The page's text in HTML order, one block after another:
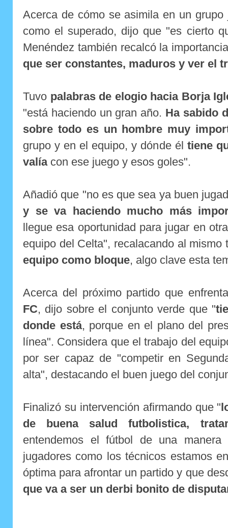
Acerca de cómo se asimila en un
como el superado, dijo que "es cierto
Menéndez también recalcó la
que ser constantes, maduros y ver el
Tuvo palabras de elogio hacia Borja
"está haciendo un gran año. Ha sabido
sobre todo es un hombre muy
grupo y en el equipo, y dónde él tiene
valía con ese juego y esos goles".
Añadió que "no es que sea ya buen
y se va haciendo mucho más
llegue esa oportunidad para jugar en
equipo del Celta", recalacando al mismo
equipo como bloque, algo clave esta
Acerca del próximo partido que
FC, dijo sobre el conjunto verde que "
donde está, porque en el plano del
línea". Considera que el trabajo del
por ser capaz de "competir en
alta", destacando el buen juego del
Finalizó su intervención afirmando que "
de buena salud futbolistica,
entendemos el fútbol de una manera
jugadores como los técnicos estamos
óptima para afrontar un partido y que
que va a ser un derbi bonito de